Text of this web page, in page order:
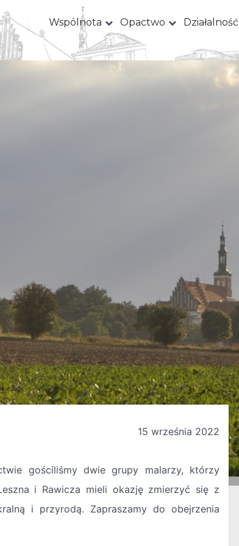
Wspólnota Opactwo Działalność
15 września 2022
gościliśmy dwie grupy malarzy, którzy
i Rawicza mieli okazję zmierzyć się z
i przyrodą. Zapraszamy do obejrzenia